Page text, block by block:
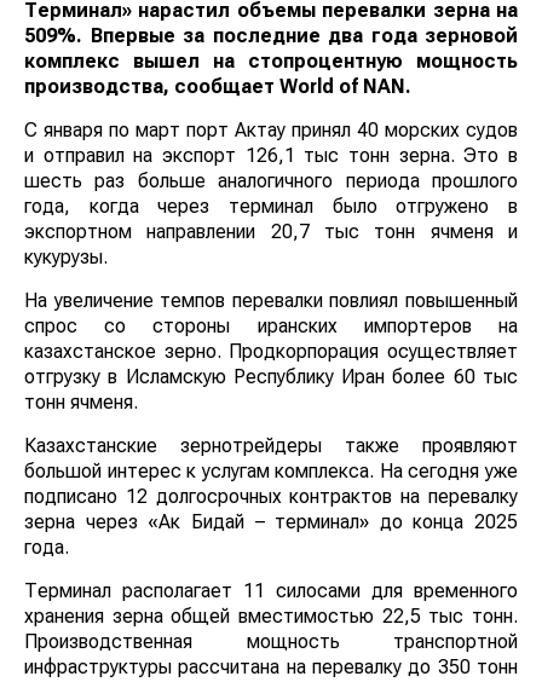
Терминал» нарастил объемы перевалки зерна на
509%. Впервые за последние два года зерновой
комплекс вышел на стопроцентную мощность
производства, сообщает World of NAN.
С января по март порт Актау принял 40 морских судов
и отправил на экспорт 126,1 тыс тонн зерна. Это в
шесть раз больше аналогичного периода прошлого
года, когда через терминал было отгружено в
экспортном направлении 20,7 тыс тонн ячменя и
кукурузы.
На увеличение темпов перевалки повлиял повышенный
спрос со стороны иранских импортеров на
казахстанское зерно. Продкорпорация осуществляет
отгрузку в Исламскую Республику Иран более 60 тыс
тонн ячменя.
Казахстанские зернотрейдеры также проявляют
большой интерес к услугам комплекса. На сегодня уже
подписано 12 долгосрочных контрактов на перевалку
зерна через «Ак Бидай – терминал» до конца 2025
года.
Терминал располагает 11 силосами для временного
хранения зерна общей вместимостью 22,5 тыс тонн.
Производственная мощность транспортной
инфраструктуры рассчитана на перевалку до 350 тонн